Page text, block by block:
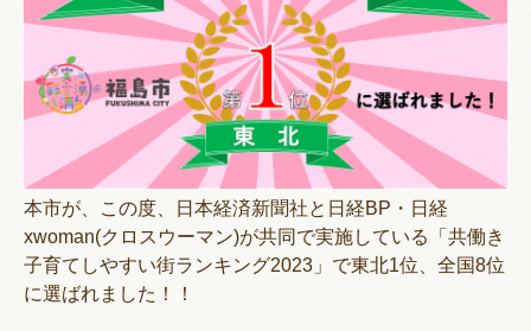
本市が、この度、日本経済新聞社と日経BP・日経
xwoman(クロスウーマン)が共同で実施している「共働き
子育てしやすい街ランキング2023」で東北1位、全国8位
に選ばれました！！